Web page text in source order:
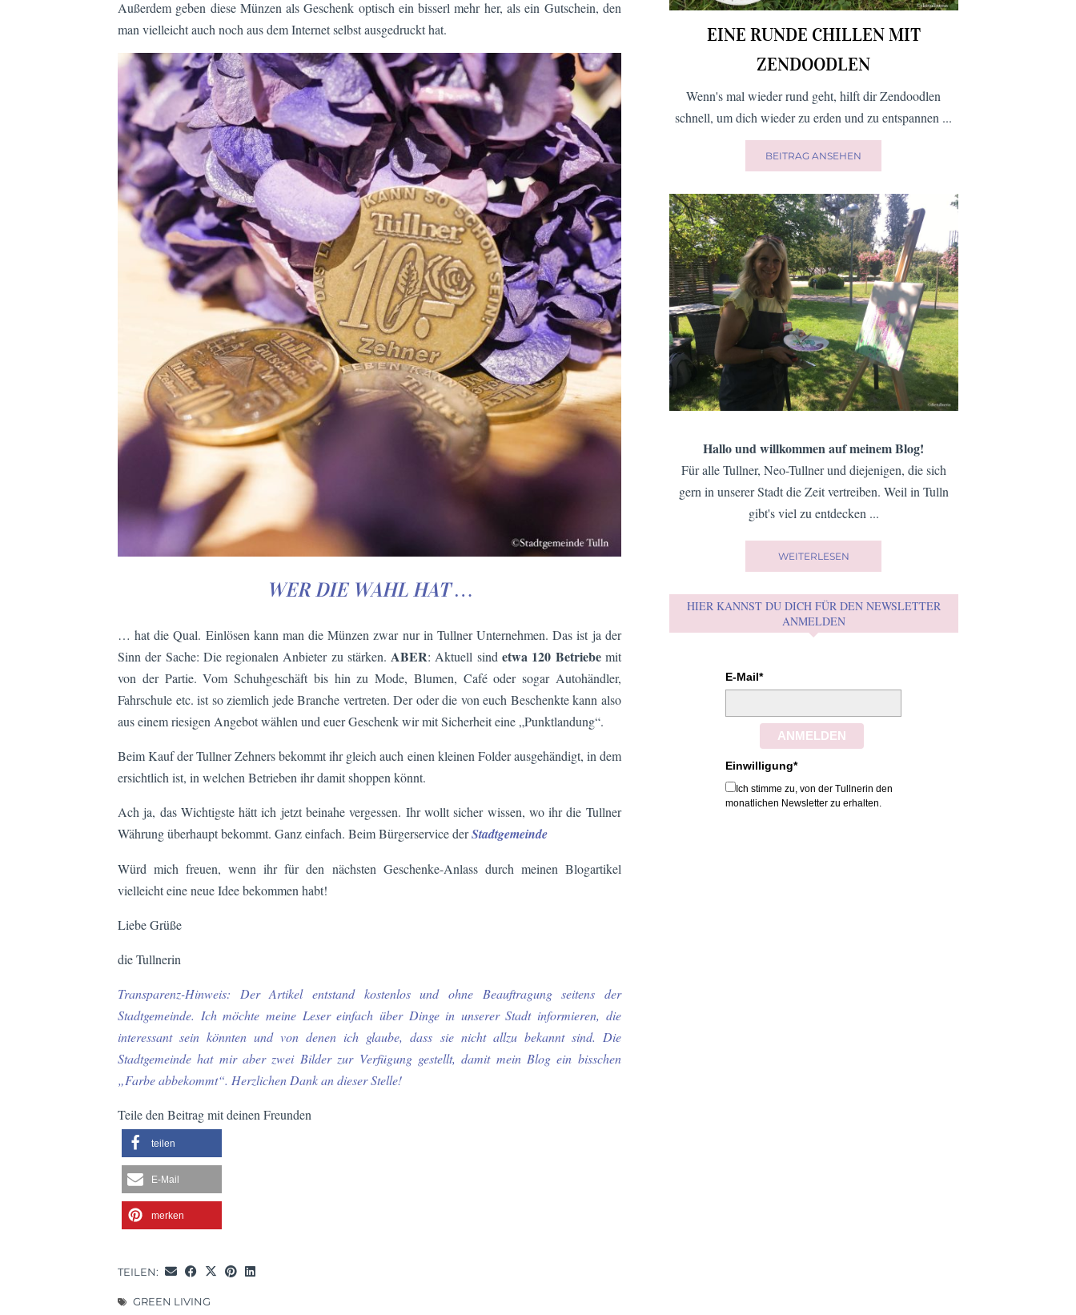
Außerdem geben diese Münzen als Geschenk optisch ein bisserl mehr her, als ein Gutschein, den
man vielleicht auch noch aus dem Internet selbst ausgedruckt hat.
WER DIE WAHL HAT …
… hat die Qual. Einlösen kann man die Münzen zwar nur in Tullner Unternehmen. Das ist ja der
Sinn der Sache: Die regionalen Anbieter zu stärken. ABER: Aktuell sind etwa 120 Betriebemit
von der Partie. Vom Schuhgeschäft bis hin zu Mode, Blumen, Café oder sogar Autohändler,
Fahrschule etc. ist so ziemlich jede Branche vertreten. Der oder die von euch Beschenkte kann also
aus einem riesigen Angebot wählen und euer Geschenk wir mit Sicherheit eine „Punktlandung“.
Beim Kauf der Tullner Zehners bekommt ihr gleich auch einen kleinen Folder ausgehändigt, in dem
ersichtlich ist, in welchen Betrieben ihr damit shoppen könnt.
Ach ja, das Wichtigste hätt ich jetzt beinahe vergessen. Ihr wollt sicher wissen, wo ihr die Tullner
Währung überhaupt bekommt. Ganz einfach. Beim Bürgerservice derStadtgemeinde
Würd mich freuen, wenn ihr für den nächsten Geschenke-Anlass durch meinen Blogartikel
vielleicht eine neue Idee bekommen habt!
Liebe Grüße
die Tullnerin
Transparenz-Hinweis: Der Artikel entstand kostenlos und ohne Beauftragung seitens der
Stadtgemeinde. Ich möchte meine Leser einfach über Dinge in unserer Stadt informieren, die
interessant sein könnten und von denen ich glaube, dass sie nicht allzu bekannt sind. Die
Stadtgemeinde hat mir aber zwei Bilder zur Verfügung gestellt, damit mein Blog ein bisschen
„Farbe abbekommt“. Herzlichen Dank an dieser Stelle!
Teile den Beitrag mit deinen Freunden
teilen
E-Mail
merken
TEILEN:
GREEN LIVING
EINE RUNDE CHILLEN MIT
ZENDOODLEN
Wenn's mal wieder rund geht, hilft dir Zendoodlen
schnell, um dich wieder zu erden und zu entspannen ...
BEITRAG ANSEHEN
Hallo und willkommen auf meinem Blog!
Für alle Tullner, Neo-Tullner und diejenigen, die sich
gern in unserer Stadt die Zeit vertreiben. Weil in Tulln
gibt's viel zu entdecken ...
WEITERLESEN
HIER KANNST DU DICH FÜR DEN NEWSLETTER
ANMELDEN
E-Mail*
ANMELDEN
Einwilligung*
Ich stimme zu, von der Tullnerin den
monatlichen Newsletter zu erhalten.